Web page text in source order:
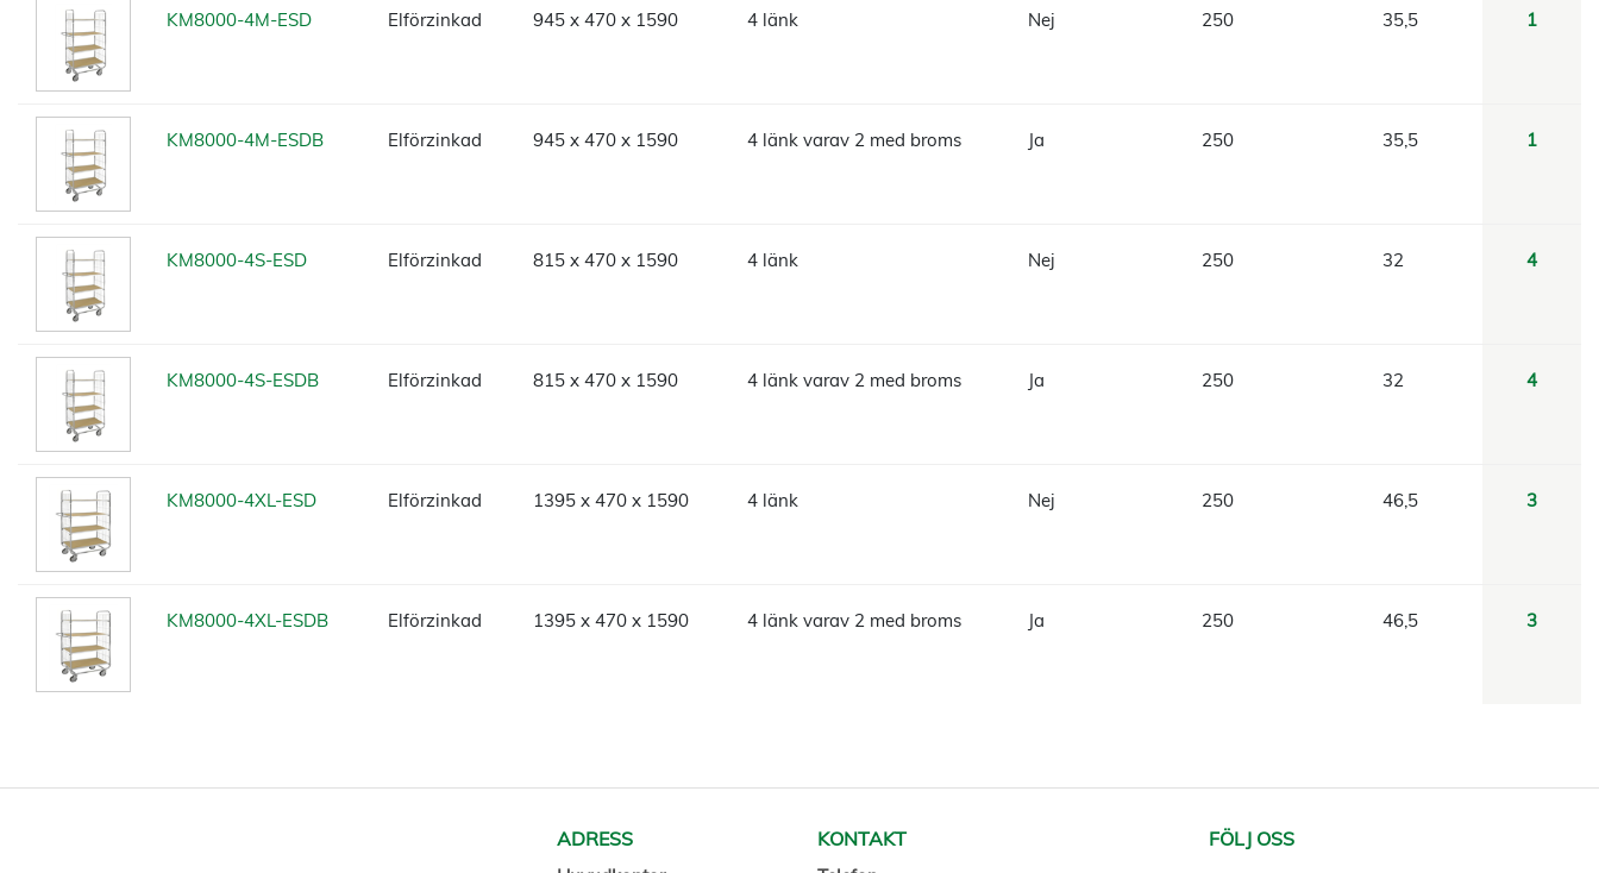
KM8000-4M-ESD Elförzinkad 945 x 470 x 1590 4 länk Nej 250 35,5 1
KM8000-4M-ESDB Elförzinkad 945 x 470 x 1590 4 länk varav 2 med broms Ja 250 35,5 1
KM8000-4S-ESD Elförzinkad 815 x 470 x 1590 4 länk Nej 250 32 4
KM8000-4S-ESDB Elförzinkad 815 x 470 x 1590 4 länk varav 2 med broms Ja 250 32 4
KM8000-4XL-ESD Elförzinkad 1395 x 470 x 1590 4 länk Nej 250 46,5 3
KM8000-4XL-ESDB Elförzinkad 1395 x 470 x 1590 4 länk varav 2 med broms Ja 250 46,5 3
ADRESS KONTAKT FÖLJ OSS